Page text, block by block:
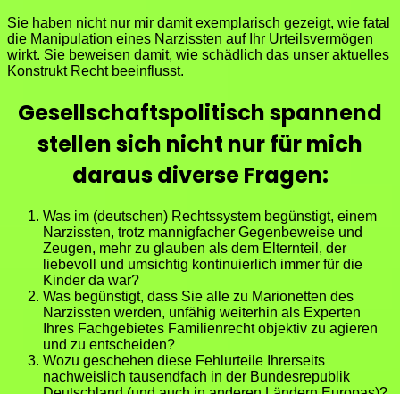
Sie haben nicht nur mir damit exemplarisch gezeigt, wie fatal
die Manipulation eines Narzissten auf Ihr Urteilsvermögen
wirkt. Sie beweisen damit, wie schädlich das unser aktuelles
Konstrukt Recht beeinflusst.
Gesellschaftspolitisch spannend
stellen sich nicht nur für mich
daraus diverse Fragen:
Was im (deutschen) Rechtssystem begünstigt, einem
Narzissten, trotz mannigfacher Gegenbeweise und
Zeugen, mehr zu glauben als dem Elternteil, der
liebevoll und umsichtig kontinuierlich immer für die
Kinder da war?
Was begünstigt, dass Sie alle zu Marionetten des
Narzissten werden, unfähig weiterhin als Experten
Ihres Fachgebietes Familienrecht objektiv zu agieren
und zu entscheiden?
Wozu geschehen diese Fehlurteile Ihrerseits
nachweislich tausendfach in der Bundesrepublik